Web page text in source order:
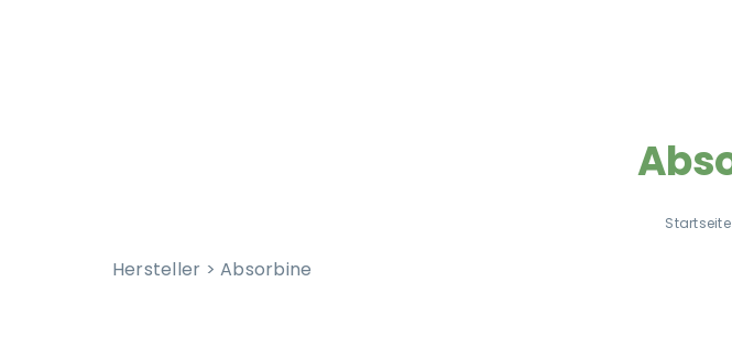
Startseite
Hersteller > Absorbine